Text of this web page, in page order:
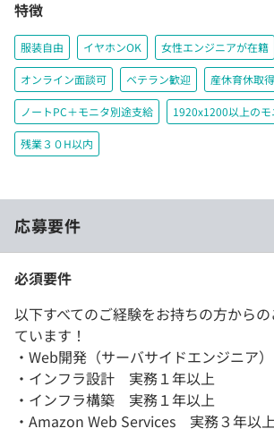
特徴
服装自由 イヤホンOK 女性エンジニアが在籍
オンライン面談可 ベテラン歓迎 産休育休取
ノートPC＋モニタ別途支給 1920x1200以上の
残業３０H以内
応募要件
必須要件
以下すべてのご経験をお持ちの方から
ています！
・Web開発（サーバサイドエンジニア
・インフラ設計 実務１年以上
・インフラ構築 実務１年以上
・Amazon Web Services 実務３年以